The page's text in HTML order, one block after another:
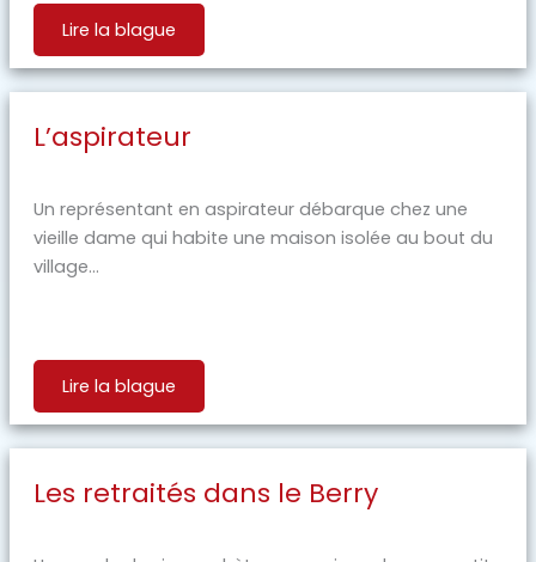
Lire la blague
L’aspirateur
Un représentant en aspirateur débarque chez une
vieille dame qui habite une maison isolée au bout du
village...
Lire la blague
Les retraités dans le Berry